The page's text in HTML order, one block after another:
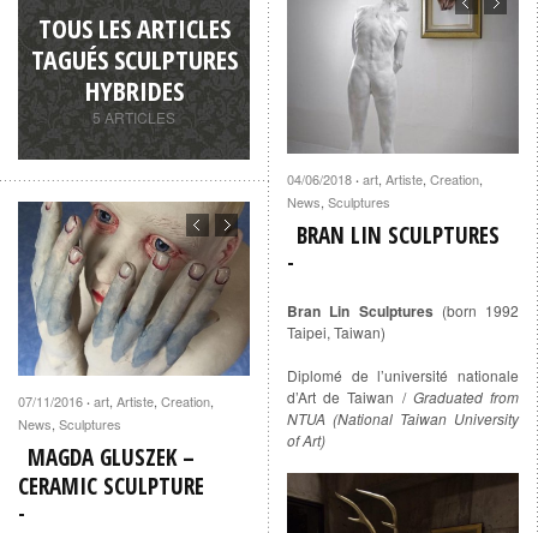
TOUS LES ARTICLES
TAGUÉS SCULPTURES
HYBRIDES
5 ARTICLES
04/06/2018 · art, Artiste, Creation,
News, Sculptures
BRAN LIN SCULPTURES
Bran Lin Sculptures (born 1992
Taipei, Taiwan)
Diplomé de l’université nationale
d’Art de Taiwan / Graduated from
NTUA (National Taiwan University
of Art)
07/11/2016 · art, Artiste, Creation,
News, Sculptures
MAGDA GLUSZEK –
CERAMIC SCULPTURE